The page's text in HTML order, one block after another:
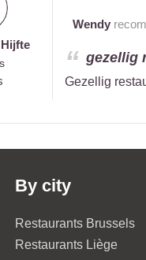
Wendy
gezellig
Gezellig
By city
Restaurants Brussels
Restaurants Liège